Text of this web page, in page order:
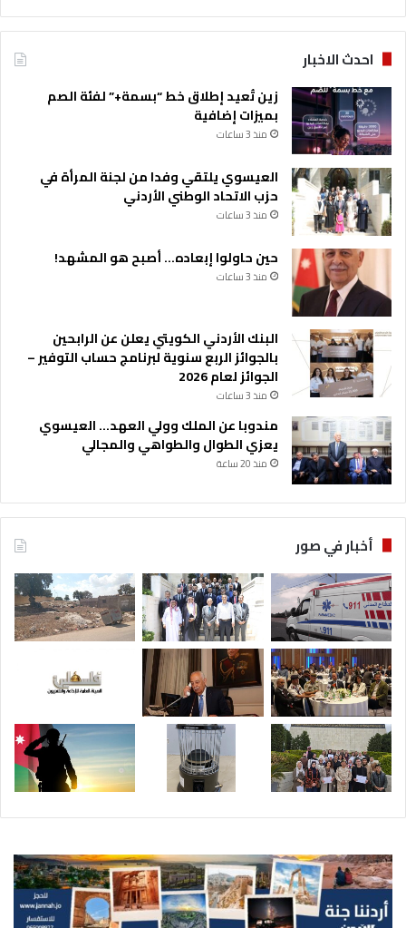
احدث الاخبار
زين تُعيد إطلاق خط “بسمة+” لفئة الصم
بميزات إضافية
منذ 3 ساعات
العيسوي يلتقي وفدا من لجنة المرأة في
حزب الاتحاد الوطني الأردني
منذ 3 ساعات
حين حاولوا إبعاده… أصبح هو المشهد!
منذ 3 ساعات
البنك الأردني الكويتي يعلن عن الرابحين
بالجوائز الربع سنوية لبرنامج حساب التوفير –
الجوائز لعام 2026
منذ 3 ساعات
مندوبا عن الملك وولي العهد… العيسوي
يعزي الطوال والطواهي والمجالي
منذ 20 ساعة
أخبار في صور